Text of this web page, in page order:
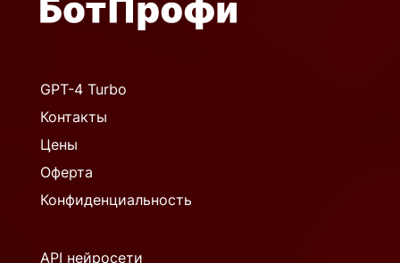
GPT-4 Turbo
Контакты
Цены
Оферта
Конфиденциальность
API нейросети